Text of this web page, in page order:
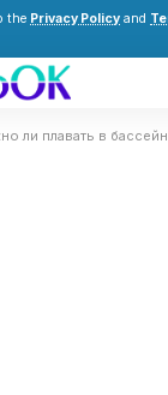
the Privacy Policy and
в бассейне во время месячных: что